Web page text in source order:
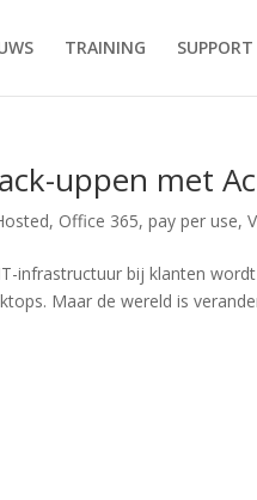
TRAINING SUPPORT
uppen met
, Office 365,pay per use,
infrastructuur bij klanten
Maar de wereld is